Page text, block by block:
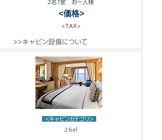
2名1室 お一人様
<価格>
<TAX>
>>キャビン設備について
<キャビンカテゴリ>
26㎡